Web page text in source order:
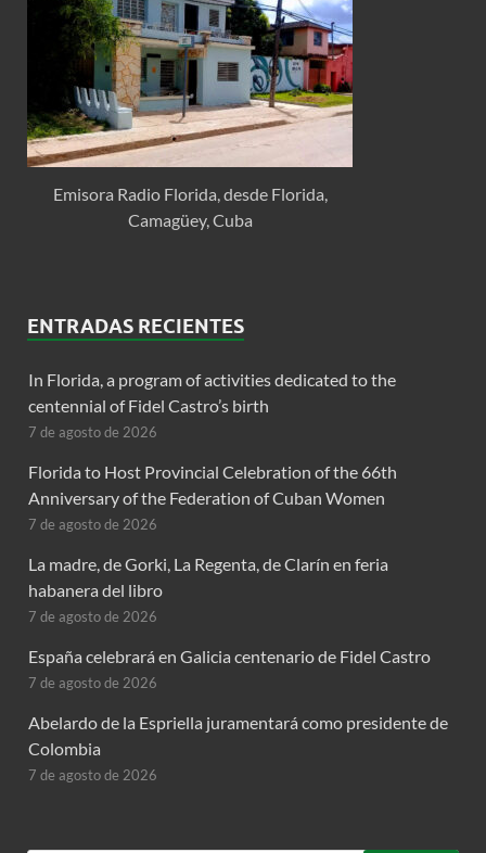
Emisora Radio Florida, desde Florida,
Camagüey, Cuba
ENTRADAS RECIENTES
In Florida, a program of activities dedicated to the
centennial of Fidel Castro’s birth
7 de agosto de 2026
Florida to Host Provincial Celebration of the 66th
Anniversary of the Federation of Cuban Women
7 de agosto de 2026
La madre, de Gorki, La Regenta, de Clarín en feria
habanera del libro
7 de agosto de 2026
España celebrará en Galicia centenario de Fidel Castro
7 de agosto de 2026
Abelardo de la Espriella juramentará como presidente de
Colombia
7 de agosto de 2026